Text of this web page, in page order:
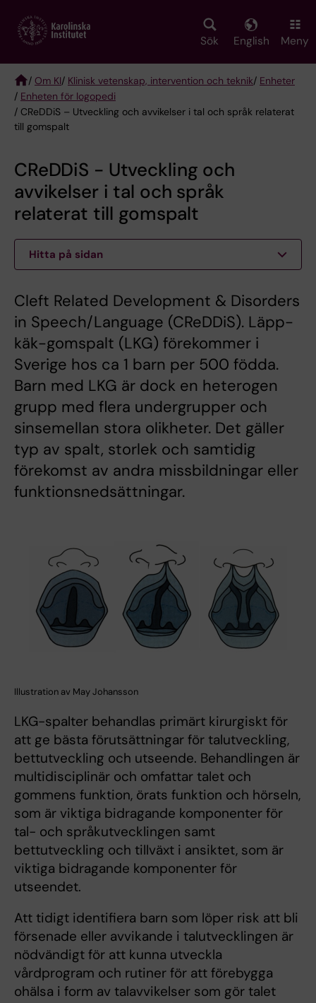
main
Sök English Meny
Breadcrumb
/ Om KI/ Klinisk vetenskap, intervention och teknik/ Enheter
/ Enheten för logopedi
/ CReDDiS – Utveckling och avvikelser i tal och språk relaterat
till gomspalt
CReDDiS - Utveckling och
avvikelser i tal och språk
relaterat till gomspalt
Hitta på sidan
Cleft Related Development & Disorders
in Speech/Language (CReDDiS). Läpp-
käk-gomspalt (LKG) förekommer i
Sverige hos ca 1 barn per 500 födda.
Barn med LKG är dock en heterogen
grupp med flera undergrupper och
sinsemellan stora olikheter. Det gäller
typ av spalt, storlek och samtidig
förekomst av andra missbildningar eller
funktionsnedsättningar.
Illustration av May Johansson
LKG-spalter behandlas primärt kirurgiskt för
att ge bästa förutsättningar för talutveckling,
bettutveckling och utseende. Behandlingen är
multidisciplinär och omfattar talet och
gommens funktion, örats funktion och hörseln,
som är viktiga bidragande komponenter för
tal- och språkutvecklingen samt
bettutveckling och tillväxt i ansiktet, som är
viktiga bidragande komponenter för
utseendet.
Att tidigt identifiera barn som löper risk att bli
försenade eller avvikande i talutvecklingen är
nödvändigt för att kunna utveckla
vårdprogram och rutiner för att förebygga
ohälsa i form av talavvikelser som gör talet